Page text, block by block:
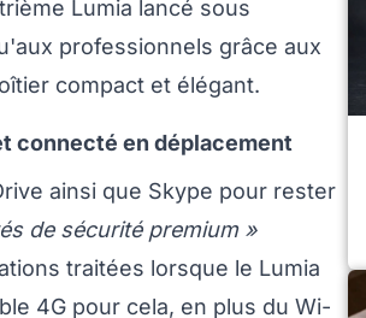
Lumia lancé sous
professionnels grâce aux
compact et élégant.
connecté en déplacement
ainsi que Skype pour rester
de sécurité premium »
traitées lorsque le Lumia
4G pour cela, en plus du Wi-